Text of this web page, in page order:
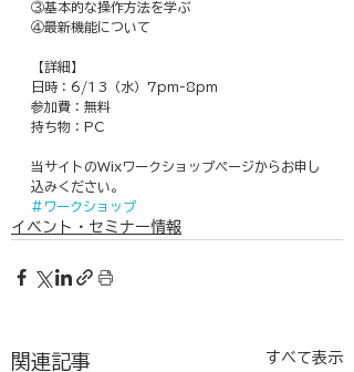
③基本的な操作方法を学ぶ
④最新機能について
【詳細】
日時：6/13（水）7pm-8pm
参加費：無料
持ち物：PC
当サイトのWixワークショップページからお申し
込みください。
#ワークショップ
イベント・セミナー情報
関連記事 すべて表示